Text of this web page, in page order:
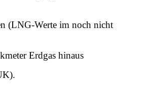
(LNG-Werte im noch nicht
Erdgas hinaus